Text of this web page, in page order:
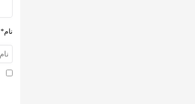
نام*